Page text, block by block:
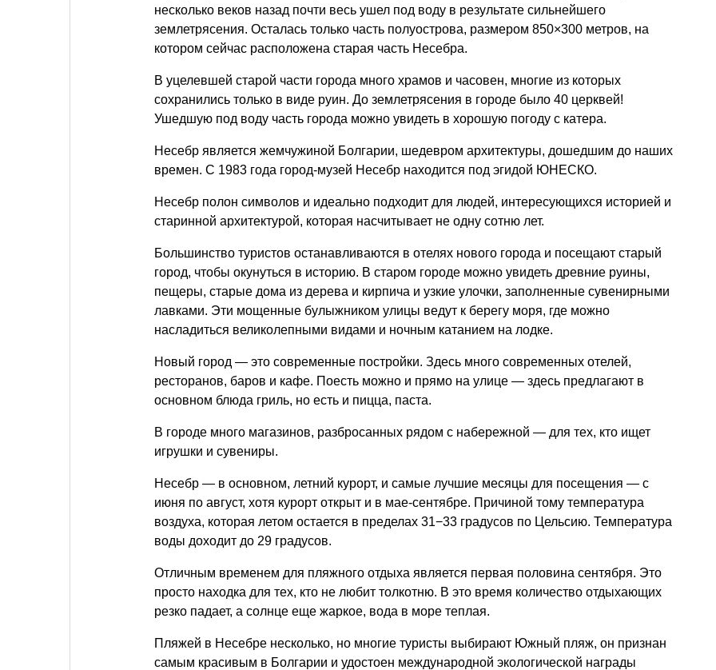
несколько веков назад почти весь ушел под воду в результате сильнейшего
землетрясения. Осталась только часть полуострова, размером 850×300 метров, на
котором сейчас расположена старая часть Несебра.
В уцелевшей старой части города много храмов и часовен, многие из которых
сохранились только в виде руин. До землетрясения в городе было 40 церквей!
Ушедшую под воду часть города можно увидеть в хорошую погоду с катера.
Несебр является жемчужиной Болгарии, шедевром архитектуры, дошедшим до наших
времен. С 1983 года город-музей Несебр находится под эгидой ЮНЕСКО.
Несебр полон символов и идеально подходит для людей, интересующихся историей и
старинной архитектурой, которая насчитывает не одну сотню лет.
Большинство туристов останавливаются в отелях нового города и посещают старый
город, чтобы окунуться в историю. В старом городе можно увидеть древние руины,
пещеры, старые дома из дерева и кирпича и узкие улочки, заполненные сувенирными
лавками. Эти мощенные булыжником улицы ведут к берегу моря, где можно
насладиться великолепными видами и ночным катанием на лодке.
Новый город — это современные постройки. Здесь много современных отелей,
ресторанов, баров и кафе. Поесть можно и прямо на улице — здесь предлагают в
основном блюда гриль, но есть и пицца, паста.
В городе много магазинов, разбросанных рядом с набережной — для тех, кто ищет
игрушки и сувениры.
Несебр — в основном, летний курорт, и самые лучшие месяцы для посещения — с
июня по август, хотя курорт открыт и в мае-сентябре. Причиной тому температура
воздуха, которая летом остается в пределах 31−33 градусов по Цельсию. Температура
воды доходит до 29 градусов.
Отличным временем для пляжного отдыха является первая половина сентября. Это
просто находка для тех, кто не любит толкотню. В это время количество отдыхающих
резко падает, а солнце еще жаркое, вода в море теплая.
Пляжей в Несебре несколько, но многие туристы выбирают Южный пляж, он признан
самым красивым в Болгарии и удостоен международной экологической награды